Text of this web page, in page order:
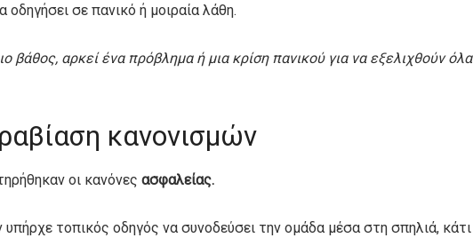
οδηγήσει σε πανικό ή μοιραία λάθη.
βάθος, αρκεί ένα πρόβλημα ή μια κρίση πανικού για να εξελιχθούν όλα
κανονισμών
οι κανόνες ασφαλείας.
τοπικός οδηγός να συνοδεύσει την ομάδα μέσα στη σπηλιά, κάτι